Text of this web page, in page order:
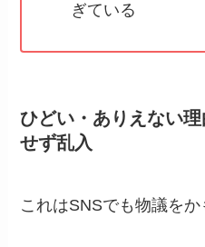
ぎている
ひどい・ありえない
せず乱入
これはSNSでも物議をか